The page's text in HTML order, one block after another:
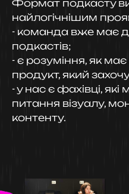
Формат подкасту
найлогічнішим
- команда вже має
подкастів;
- є розуміння, як
продукт, який
- у нас є фахівці,
питання візуалу,
контенту.